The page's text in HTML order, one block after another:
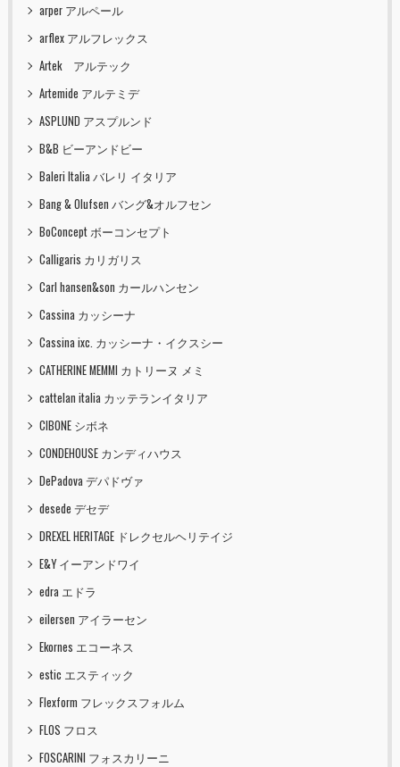
arper アルペール
arflex アルフレックス
Artek アルテック
Artemide アルテミデ
ASPLUND アスプルンド
B&B ビーアンドビー
Baleri Italia バレリ イタリア
Bang & Olufsen バング&オルフセン
BoConcept ボーコンセプト
Calligaris カリガリス
Carl hansen&son カールハンセン
Cassina カッシーナ
Cassina ixc. カッシーナ・イクスシー
CATHERINE MEMMI カトリーヌ メミ
cattelan italia カッテランイタリア
CIBONE シボネ
CONDEHOUSE カンディハウス
DePadova デパドヴァ
desede デセデ
DREXEL HERITAGE ドレクセルヘリテイジ
E&Y イーアンドワイ
edra エドラ
eilersen アイラーセン
Ekornes エコーネス
estic エスティック
Flexform フレックスフォルム
FLOS フロス
FOSCARINI フォスカリーニ